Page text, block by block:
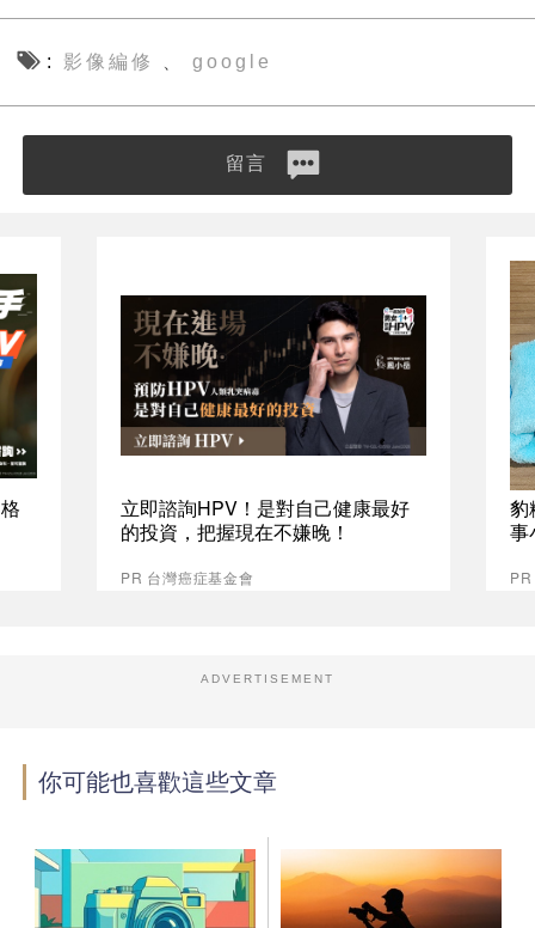
影像編修 google
留言
立即諮詢HPV！是對自己健康最好
的投資，把握現在不嫌晚！
PR 台灣癌症基金會
豹
事
ADVERTISEMENT
你可能也喜歡這些文章